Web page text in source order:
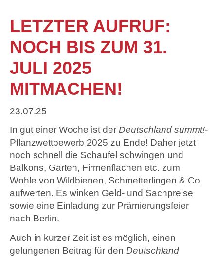
LETZTER AUFRUF:
NOCH BIS ZUM 31.
JULI 2025
MITMACHEN!
23.07.25
In gut einer Woche ist der Deutschland summt!-
Pflanzwettbewerb 2025 zu Ende! Daher jetzt
noch schnell die Schaufel schwingen und
Balkons, Gärten, Firmenflächen etc. zum
Wohle von Wildbienen, Schmetterlingen & Co.
aufwerten. Es winken Geld- und Sachpreise
sowie eine Einladung zur Prämierungsfeier
nach Berlin.
Auch in kurzer Zeit ist es möglich, einen
gelungenen Beitrag für den Deutschland